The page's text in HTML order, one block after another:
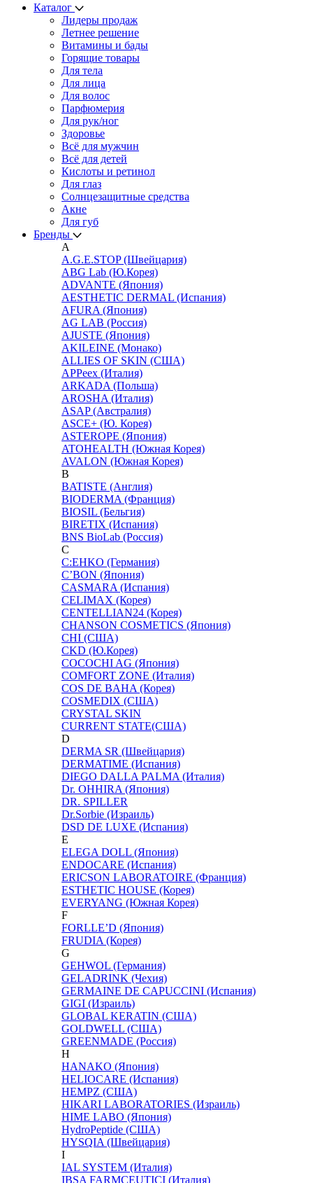
Каталог
Лидеры продаж
Летнее решение
Витамины и бады
Горящие товары
Для тела
Для лица
Для волос
Парфюмерия
Для рук/ног
Здоровье
Всё для мужчин
Всё для детей
Кислоты и ретинол
Для глаз
Cолнцезащитные средства
Акне
Для губ
Бренды
A
A.G.E.STOP (Швейцария)
ABG Lab (Ю.Корея)
ADVANTE (Япония)
AESTHETIC DERMAL (Испания)
AFURA (Япония)
AG LAB (Россия)
AJUSTE (Япония)
AKILEINE (Монако)
ALLIES OF SKIN (США)
APPeex (Италия)
ARKADA (Польша)
AROSHA (Италия)
ASAP (Австралия)
ASCE+ (Ю. Корея)
ASTEROPE (Япония)
ATOHEALTH (Южная Корея)
AVALON (Южная Корея)
B
BATISTE (Англия)
BIODERMA (Франция)
BIOSIL (Бельгия)
BIRETIX (Испания)
BNS BioLab (Россия)
C
C:EHKO (Германия)
C’BON (Япония)
CASMARA (Испания)
CELIMAX (Корея)
CENTELLIAN24 (Корея)
CHANSON COSMETICS (Япония)
CHI (США)
CKD (Ю.Корея)
COCOCHI AG (Япония)
COMFORT ZONE (Италия)
COS DE BAHA (Корея)
COSMEDIX (США)
CRYSTAL SKIN
CURRENT STATE(США)
D
DERMA SR (Швейцария)
DERMATIME (Испания)
DIEGO DALLA PALMA (Италия)
Dr. OHHIRA (Япония)
DR. SPILLER
Dr.Sorbie (Израиль)
DSD DE LUXE (Испания)
E
ELEGA DOLL (Япония)
ENDOCARE (Испания)
ERICSON LABORATOIRE (Франция)
ESTHETIC HOUSE (Корея)
EVERYANG (Южная Корея)
F
FORLLE’D (Япония)
FRUDIA (Корея)
G
GEHWOL (Германия)
GELADRINK (Чехия)
GERMAINE DE CAPUCCINI (Испания)
GIGI (Израиль)
GLOBAL KERATIN (США)
GOLDWELL (США)
GREENMADE (Россия)
H
HANAKO (Япония)
HELIOCARE (Испания)
HEMPZ (США)
HIKARI LABORATORIES (Израиль)
HIME LABO (Япония)
HydroPeptide (США)
HYSQIA (Швейцария)
I
IAL SYSTEM (Италия)
IBSA FARMCEUTICI (Италия)